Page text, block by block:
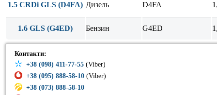
1.5 CRDi GLS (D4FA) Дизель D4FA
1.6 GLS (G4ED) Бензин G4ED
Контакти:
+38 (098) 411-77-55 (Viber)
+38 (095) 888-58-10 (Viber)
+38 (073) 888-58-10